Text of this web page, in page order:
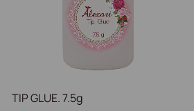
TIP GLUE. 7.5g